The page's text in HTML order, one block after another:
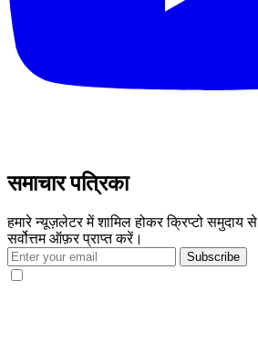
समाचार पत्रिका
हमारे न्यूज़लेटर में शामिल होकर क्रिप्टो समुदाय
सर्वोत्तम ऑफ़र प्राप्त करें।
Subscribe